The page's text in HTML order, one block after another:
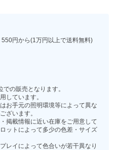
550円から(1万円以上で送料無料)
での販売となります。
しています。
お手元の照明環境等によって異な
ざいます。
掲載情報に近い在庫をご用意して
ットによって多少の色差・サイズ
レイによって色合いが若干異なり